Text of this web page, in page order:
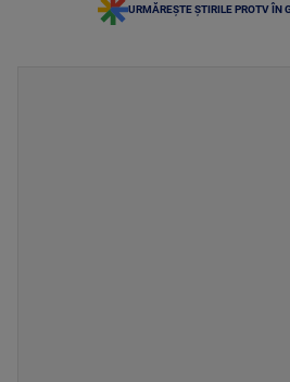
URMĂREȘTE ȘTIRILE PROTV ÎN